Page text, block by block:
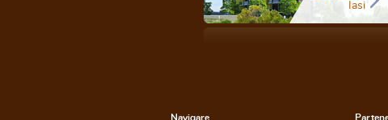
Iasi
Navigare